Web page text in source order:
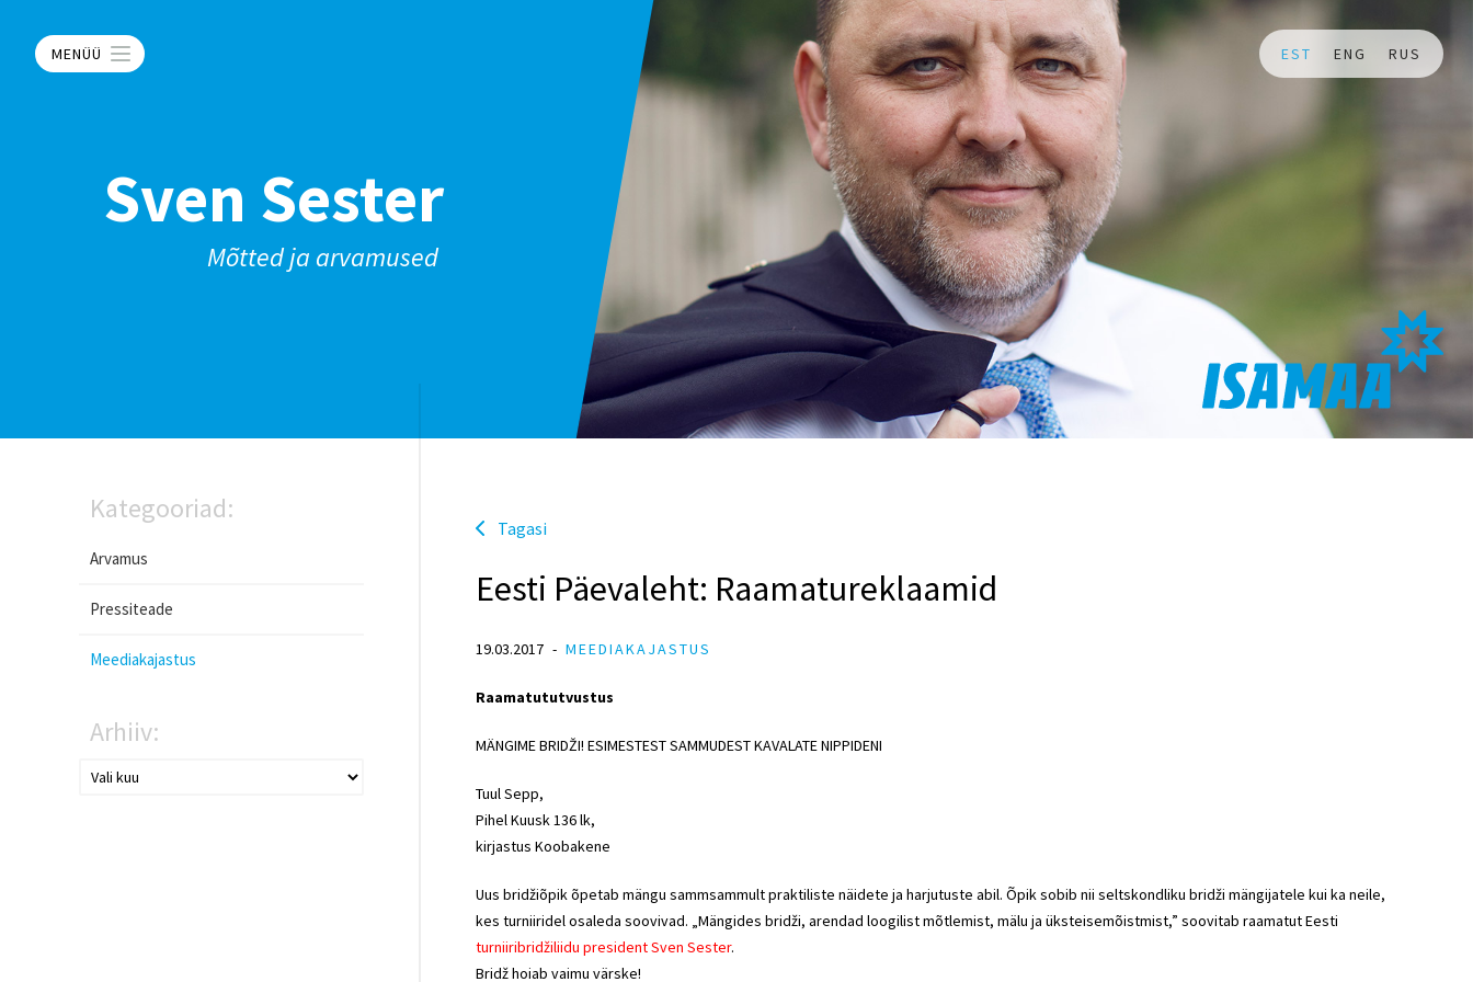
MENÜÜ EST ENG RUS
Sven Sester
Mõtted ja arvamused
Kategooriad:
Arvamus
Pressiteade
Meediakajastus
Arhiiv:
Tagasi
Eesti Päevaleht: Raamatureklaamid
19.03.2017 MEEDIAKAJASTUS
Raamatututvustus
MÄNGIME BRIDŽI! ESIMESTEST SAMMUDEST KAVALATE NIPPIDENI
Tuul Sepp,
Pihel Kuusk 136 lk,
kirjastus Koobakene
Uus bridžiõpik õpetab mängu sammsammult praktiliste näidete ja harjutuste abil. Õpik sobib nii seltskondliku bridži mängijatele kui ka neile,
kes turniiridel osaleda soovivad. „Mängides bridži, arendad loogilist mõtlemist, mälu ja üksteisemõistmist,” soovitab raamatut Eesti
turniiribridžiliidu president Sven Sester.
Bridž hoiab vaimu värske!